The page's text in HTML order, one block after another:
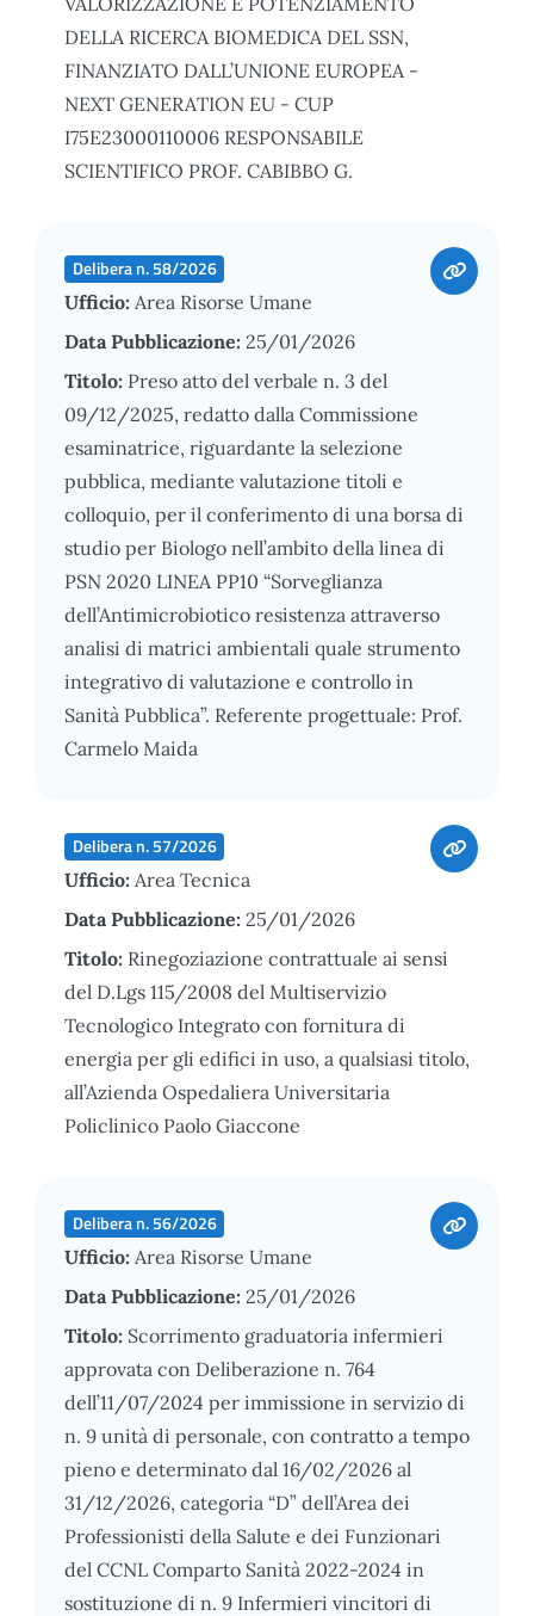
DELLA RICERCA BIOMEDICA DEL SSN,
FINANZIATO DALL’UNIONE EUROPEA -
NEXT GENERATION EU - CUP
I75E23000110006 RESPONSABILE
SCIENTIFICO PROF. CABIBBO G.
Delibera n. 58/2026
Ufficio: Area Risorse Umane
Data Pubblicazione: 25/01/2026
Titolo: Preso atto del verbale n. 3 del
09/12/2025, redatto dalla Commissione
esaminatrice, riguardante la selezione
pubblica, mediante valutazione titoli e
colloquio, per il conferimento di una borsa di
studio per Biologo nell’ambito della linea di
PSN 2020 LINEA PP10 “Sorveglianza
dell’Antimicrobiotico resistenza attraverso
analisi di matrici ambientali quale strumento
integrativo di valutazione e controllo in
Sanità Pubblica”. Referente progettuale: Prof.
Carmelo Maida
Delibera n. 57/2026
Ufficio: Area Tecnica
Data Pubblicazione: 25/01/2026
Titolo: Rinegoziazione contrattuale ai sensi
del D.Lgs 115/2008 del Multiservizio
Tecnologico Integrato con fornitura di
energia per gli edifici in uso, a qualsiasi titolo,
all’Azienda Ospedaliera Universitaria
Policlinico Paolo Giaccone
Delibera n. 56/2026
Ufficio: Area Risorse Umane
Data Pubblicazione: 25/01/2026
Titolo: Scorrimento graduatoria infermieri
approvata con Deliberazione n. 764
dell’11/07/2024 per immissione in servizio di
n. 9 unità di personale, con contratto a tempo
pieno e determinato dal 16/02/2026 al
31/12/2026, categoria “D” dell’Area dei
Professionisti della Salute e dei Funzionari
del CCNL Comparto Sanità 2022-2024 in
sostituzione di n. 9 Infermieri vincitori di